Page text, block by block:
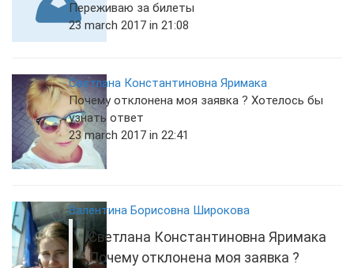
Переживаю за билеты
23 march 2017 in 21:08
Светлана Константиновна Яримака
Почему отклонена моя заявка ? Хотелось бы
узнать ответ
23 march 2017 in 22:41
Валентина Борисовна Широкова
Светлана Константиновна Яримака
Почему отклонена моя заявка ?